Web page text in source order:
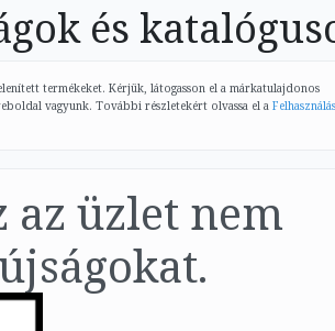
és
termékeket. Kérjük, látogasson el a márkatulajdonos
vagyunk. További részletekért olvassa el a
az üzlet nem